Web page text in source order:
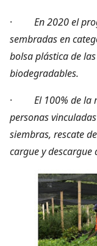
· En 2020 el
sembradas en
bolsa plástica de
biodegradables.
· El 100% de la
personas
siembras, rescate
cargue y descargue